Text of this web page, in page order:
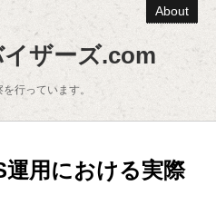
About
ザーズ.com
行っています。
運用における実際